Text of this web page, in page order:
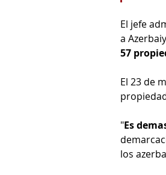
El jefe
a
57
El 23 de
"Es
los